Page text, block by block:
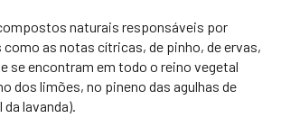
naturais responsáveis por
como as notas cítricas, de pinho, de ervas,
se encontram em todo o reino vegetal
dos limões, no pineno das agulhas de
lavanda).